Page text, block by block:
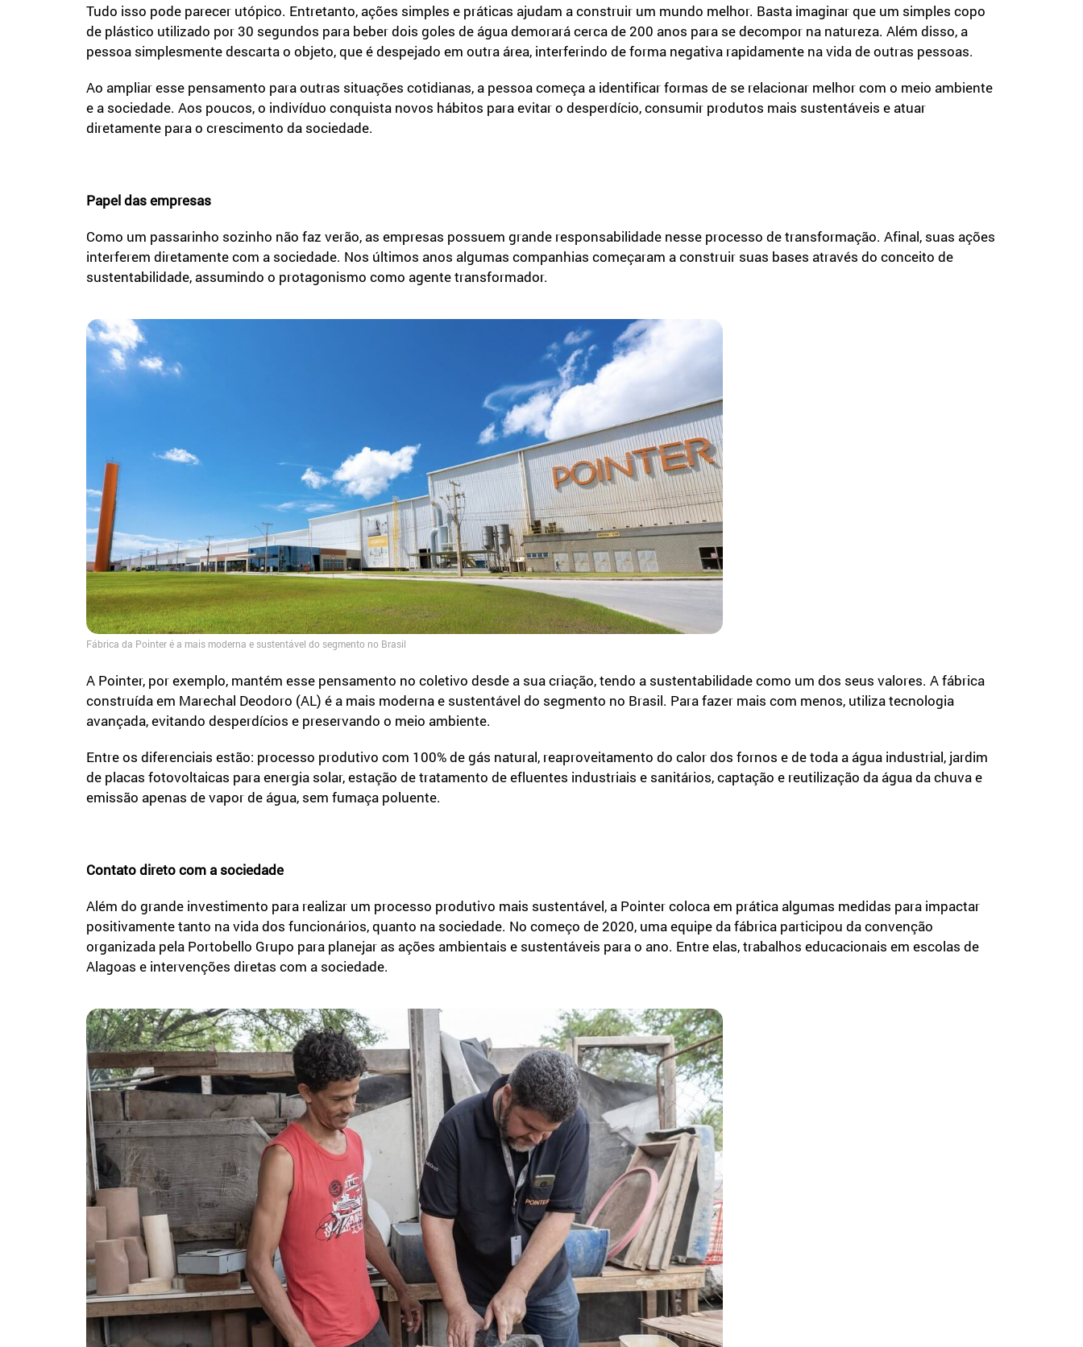
Tudo isso pode parecer utópico. Entretanto, ações simples e práticas ajudam a construir um mundo melhor. Basta imaginar que um simples copo
de plástico utilizado por 30 segundos para beber dois goles de água demorará cerca de 200 anos para se decompor na natureza. Além disso, a
pessoa simplesmente descarta o objeto, que é despejado em outra área, interferindo de forma negativa rapidamente na vida de outras pessoas.
Ao ampliar esse pensamento para outras situações cotidianas, a pessoa começa a identificar formas de se relacionar melhor com o meio ambiente
e a sociedade. Aos poucos, o indivíduo conquista novos hábitos para evitar o desperdício, consumir produtos mais sustentáveis e atuar
diretamente para o crescimento da sociedade.
Papel das empresas
Como um passarinho sozinho não faz verão, as empresas possuem grande responsabilidade nesse processo de transformação. Afinal, suas ações
interferem diretamente com a sociedade. Nos últimos anos algumas companhias começaram a construir suas bases através do conceito de
sustentabilidade, assumindo o protagonismo como agente transformador.
Fábrica da Pointer é a mais moderna e sustentável do segmento no Brasil
A Pointer, por exemplo, mantém esse pensamento no coletivo desde a sua criação, tendo a sustentabilidade como um dos seus valores. A fábrica
construída em Marechal Deodoro (AL) é a mais moderna e sustentável do segmento no Brasil. Para fazer mais com menos, utiliza tecnologia
avançada, evitando desperdícios e preservando o meio ambiente.
Entre os diferenciais estão: processo produtivo com 100% de gás natural, reaproveitamento do calor dos fornos e de toda a água industrial, jardim
de placas fotovoltaicas para energia solar, estação de tratamento de efluentes industriais e sanitários, captação e reutilização da água da chuva e
emissão apenas de vapor de água, sem fumaça poluente.
Contato direto com a sociedade
Além do grande investimento para realizar um processo produtivo mais sustentável, a Pointer coloca em prática algumas medidas para impactar
positivamente tanto na vida dos funcionários, quanto na sociedade. No começo de 2020, uma equipe da fábrica participou da convenção
organizada pela Portobello Grupo para planejar as ações ambientais e sustentáveis para o ano. Entre elas, trabalhos educacionais em escolas de
Alagoas e intervenções diretas com a sociedade.